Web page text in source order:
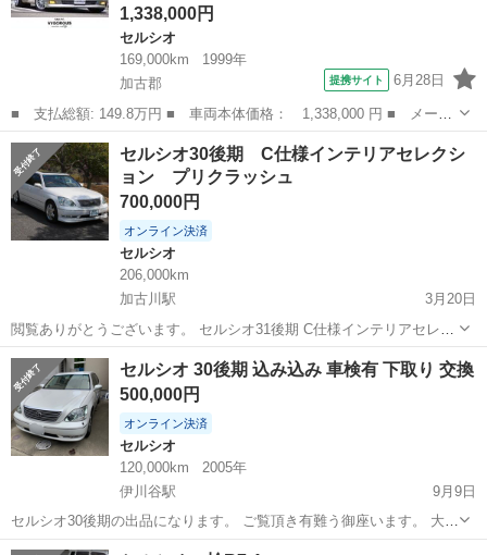
1,338,000円
セルシオ
169,000km
1999年
加古郡
提携サイト 6月28日
■ 支払総額: 149.8万円 ■ 車両本体価格： 1,338,000 円 ■ メーカ
ー名： トヨタ ■ 車種名： セルシオ ■ グレード名： Ｂ仕様
ｅＲバージョン ローダウン カールソン１８ＡＷ ベージュ本革シ
ート サ...
兵庫 加古郡
セルシオ30後期 C仕様インテリアセレクシ
ョン プリクラッシュ
700,000円
オンライン決済
セルシオ
206,000km
加古川駅
3月20日
閲覧ありがとうございます。 セルシオ31後期 C仕様インテリアセレク
ション 本物のプリクラが付いたインテリアセレクションは希少です
が、この価格で買える事は更に希少と思います。 平成16年7月登録 距
離20.7万㌔ 車...
兵庫 加古川市 加古川駅 セルシオ 後期
セルシオ 30後期 込み込み 車検有 下取り 交換
500,000円
オンライン決済
セルシオ
120,000km
2005年
伊川谷駅
9月9日
セルシオ30後期の出品になります。 ご覧頂き有難う御座います。 大変
綺麗なセルシオの販売になります。 コーティングしているので綺麗で
兵庫 神戸市 伊川谷駅 セルシオ